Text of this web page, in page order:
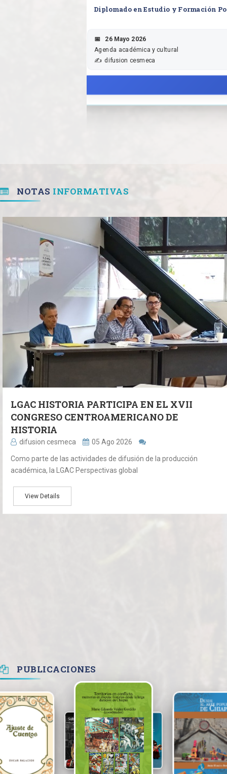
Diplomado en Estudio y Formación
26 Mayo 2026
Agenda académica y cultural
difusion cesmeca
NOTAS INFORMATIVAS
LGAC HISTORIA PARTICIPA EN EL XVII
CONGRESO CENTROAMERICANO DE
HISTORIA
difusion cesmeca 05 Ago 2026
Como parte de las actividades de difusión de la producción
académica, la LGAC Perspectivas global
View Details
PUBLICACIONES